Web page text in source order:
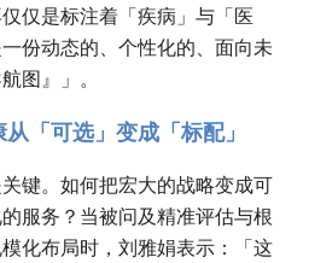
仅是标注着「疾病」与「医
份动态的、个性化的、面向未
图』」。
「可选」变成「标配」
键。如何把宏大的战略变成可
服务？当被问及精准评估与根
化布局时，刘雅娟表示：「这